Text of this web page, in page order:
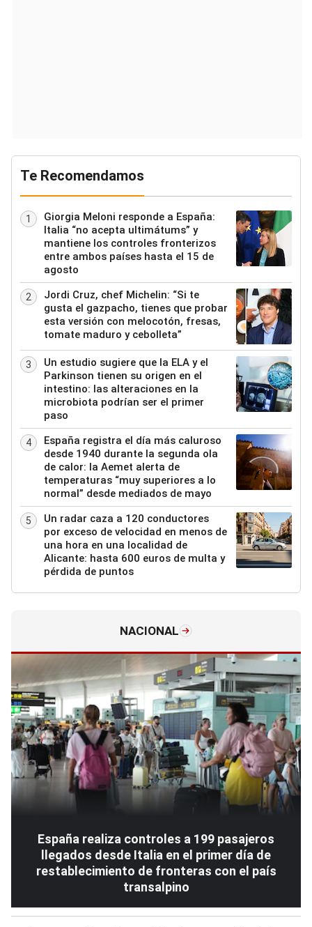
Te Recomendamos
1
Giorgia Meloni responde a España:
Italia “no acepta ultimátums” y
mantiene los controles fronterizos
entre ambos países hasta el 15 de
agosto
2
Jordi Cruz, chef Michelin: “Si te
gusta el gazpacho, tienes que probar
esta versión con melocotón, fresas,
tomate maduro y cebolleta”
3
Un estudio sugiere que la ELA y el
Parkinson tienen su origen en el
intestino: las alteraciones en la
microbiota podrían ser el primer
paso
4
España registra el día más caluroso
desde 1940 durante la segunda ola
de calor: la Aemet alerta de
temperaturas “muy superiores a lo
normal” desde mediados de mayo
5
Un radar caza a 120 conductores
por exceso de velocidad en menos de
una hora en una localidad de
Alicante: hasta 600 euros de multa y
pérdida de puntos
NACIONAL
España realiza controles a 199 pasajeros
llegados desde Italia en el primer día de
restablecimiento de fronteras con el país
transalpino